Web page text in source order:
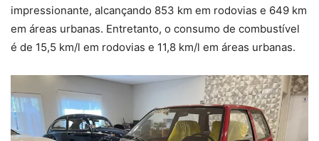
impressionante, alcançando 853 km em rodovias e 649 km
em áreas urbanas. Entretanto, o consumo de combustível
é de 15,5 km/l em rodovias e 11,8 km/l em áreas urbanas.